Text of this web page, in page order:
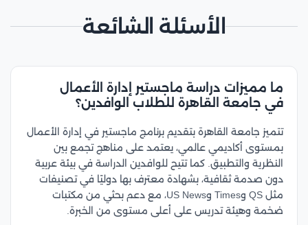
الأسئلة الشائعة
ما مميزات دراسة ماجستير إدارة الأعمال
في جامعة القاهرة للطلاب الوافدين؟
تتميز جامعة القاهرة بتقديم برنامج ماجستير في إدارة الأعمال
بمستوى أكاديمي عالمي، يعتمد على مناهج تجمع بين
النظرية والتطبيق. كما تتيح للوافدين الدراسة في بيئة عربية
دون صدمة ثقافية، بشهادة معترف بها دوليًا في تصنيفات
مثل QS وTimes وUS News، مع دعم بحثي من مكتبات
ضخمة وهيئة تدريس على أعلى مستوى من الخبرة.